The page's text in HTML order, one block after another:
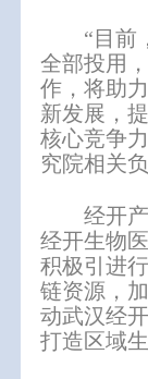
“目前
全部投用
作，将助
新发展，
核心竞争
究院相关
经开
经开生物
积极引进
链资源，
动武汉经
打造区域